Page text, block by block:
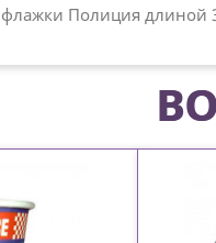
флажки Полиция